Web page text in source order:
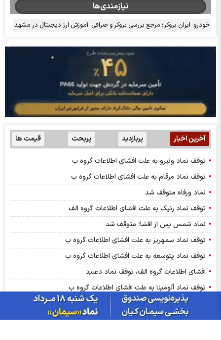
نیازمندی‌ها
خودرو ایران بروکر؛ مرجع بررسی بروکر و صرافی آموزش ارز دیجیتال در مشهد
آخرین اخبار پربازدید پربحث قیمت ها
توقف نماد ونیرو به علت افشای اطلاعات گروه ب
توقف نماد مرقام به علت افشای اطلاعات گروه ب
نماد ورفاه متوقف شد
توقف نماد رنیک به علت افشای اطلاعات گروه الف
نماد شمس پس از افشا؛ متوقف شد
توقف نماد سمهریز به علت افشای اطلاعات گروه ب
توقف نماد پتوسعه به علت افشای اطلاعات گروه ب
افشای اطلاعات گروه الف، توقف نماد دعبید
توقف نماد آلومینا به علت افشای اطلاعات گروه ب
گزارش بورس امروز شنبه ۱۷ مرداد ۱۴۰۵
تحلیل تکنیکال پترول ۱۷ مرداد